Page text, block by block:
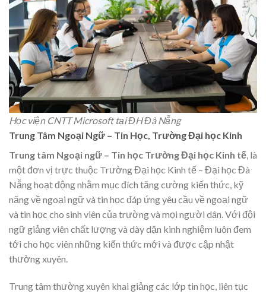
Học viện CNTT Microsoft tại ĐH Đà Nẵng
Trung Tâm Ngoại Ngữ – Tin Học, Trường Đại học Kinh
Trung tâm Ngoại ngữ – Tin học Trường Đại học Kinh tế, là
một đơn vị trực thuộc Trường Đại học Kinh tế – Đại học Đà
Nẵng hoạt động nhằm mục đích tăng cường kiến thức, kỹ
năng về ngoại ngữ và tin học đáp ứng yêu cầu về ngoại ngữ
và tin học cho sinh viên của trường và mọi người dân. Với đội
ngữ giảng viên chất lượng và dày dặn kinh nghiệm luôn đem
tới cho học viên những kiến thức mới và được cập nhật
thường xuyên.
Trung tâm thường xuyên khai giảng các lớp tin học, liên tục